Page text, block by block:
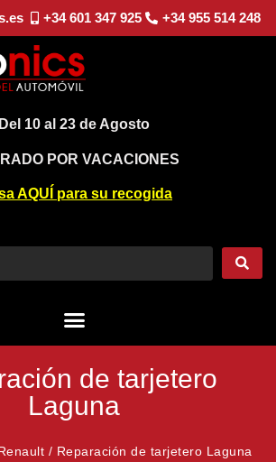
+34 601 347 925 +34 955 514 248
Del 10 al 23 de Agosto
POR VACACIONES
AQUÍ para su recogida
de tarjetero
Laguna
/ Reparación de tarjetero Laguna